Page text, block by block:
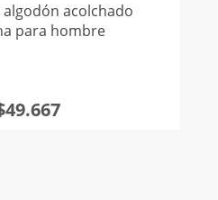
acolchado
para hombre
49.667